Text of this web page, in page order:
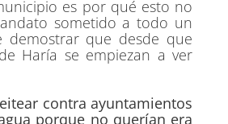
es por qué esto no
sometido a todo un
demostrar que desde que
Haría se empiezan a ver
contra ayuntamientos
porque no querían era